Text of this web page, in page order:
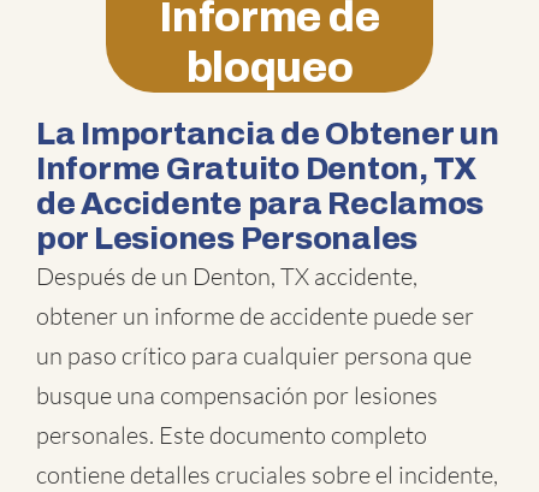
Informe de
bloqueo
La Importancia de Obtener un
Informe Gratuito Denton, TX
de Accidente para Reclamos
por Lesiones Personales
Después de un Denton, TX accidente,
obtener un informe de accidente puede ser
un paso crítico para cualquier persona que
busque una compensación por lesiones
personales. Este documento completo
contiene detalles cruciales sobre el incidente,